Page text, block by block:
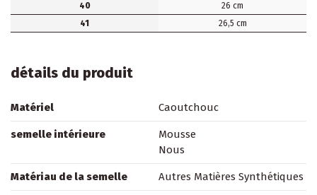
40
26 cm
41
26,5 cm
détails du produit
Matériel Caoutchouc
semelle intérieure
Mousse
Nous
Matériau de la semelle Autres Matières Synthétiques